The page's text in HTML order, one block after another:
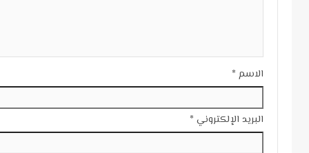
الاسم *
البريد الإلكتروني *